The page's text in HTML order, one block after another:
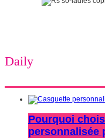
Daily
Pourquoi
personnalisée